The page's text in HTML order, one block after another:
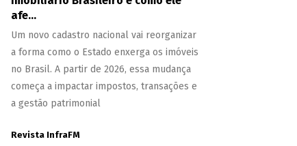
afe...
Um novo cadastro nacional vai reorganizar
a forma como o Estado enxerga os imóveis
no Brasil. A partir de 2026, essa mudança
começa a impactar impostos, transações e
a gestão patrimonial
Revista InfraFM